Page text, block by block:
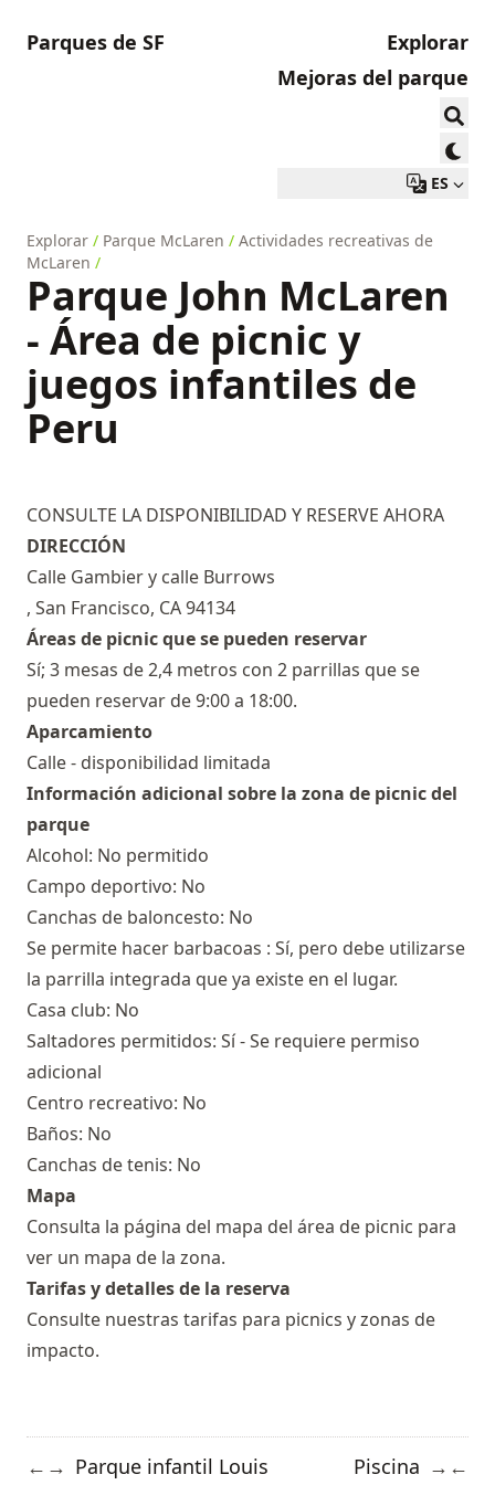
Parques de SF
Explorar
Mejoras del parque
ES
Explorar / Parque McLaren / Actividades recreativas de
McLaren /
Parque John McLaren
- Área de picnic y
juegos infantiles de
Peru
CONSULTE LA DISPONIBILIDAD Y RESERVE AHORA
DIRECCIÓN
Calle Gambier y calle Burrows
, San Francisco, CA 94134
Áreas de picnic que se pueden reservar
Sí; 3 mesas de 2,4 metros con 2 parrillas que se
pueden reservar de 9:00 a 18:00.
Aparcamiento
Calle - disponibilidad limitada
Información adicional sobre la zona de picnic del
parque
Alcohol: No permitido
Campo deportivo: No
Canchas de baloncesto: No
Se permite hacer barbacoas : Sí, pero debe utilizarse
la parrilla integrada que ya existe en el lugar.
Casa club: No
Saltadores permitidos: Sí - Se requiere permiso
adicional
Centro recreativo: No
Baños: No
Canchas de tenis: No
Mapa
Consulta la página del mapa del área de picnic para
ver un mapa de la zona.
Tarifas y detalles de la reserva
Consulte nuestras tarifas para picnics y zonas de
impacto.
← → Parque infantil Louis
Piscina → ←